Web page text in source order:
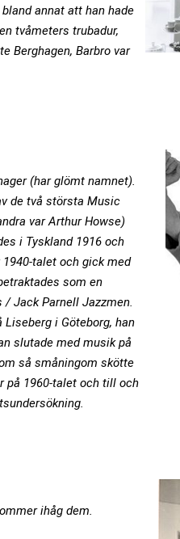
annat att han hade
tvåmeters trubadur,
Berghagen, Barbro var
(har glömt namnet).
de två största Music
var Arthur Howse)
i Tyskland 1916 och
talet och gick med
som en
Jack Parnell Jazzmen.
i Göteborg, han
slutade med musik på
så småningom skötte
på 1960-talet och till och
ihåg dem.